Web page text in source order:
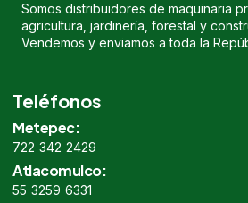
Somos distribuidores de maquinaria
agricultura, jardinería, forestal y
Vendemos y enviamos a toda la
Teléfonos
Metepec:
722 342 2429
Atlacomulco:
55 3259 6331